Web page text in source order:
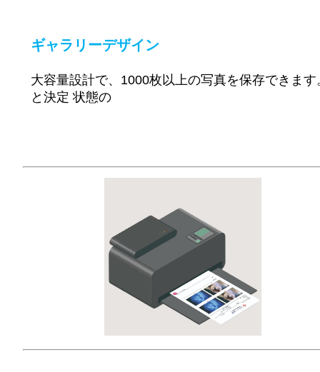
ギャラリーデザイン
大容量設計で、1000枚以上の写真を保存できま
と決定状態の